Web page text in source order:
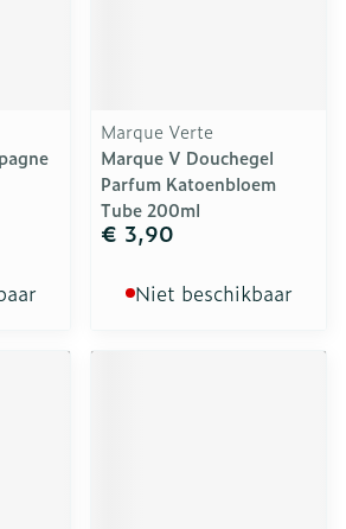
Marque Verte
Marque V Douchegel
Parfum Katoenbloem
Tube 200ml
€ 3,90
Niet beschikbaar